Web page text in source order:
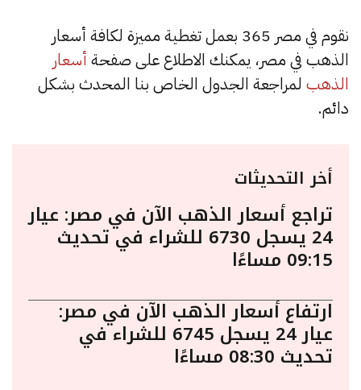
نقوم في مصر 365 بعمل تغطية مميزة لكافة أسعار
الذهب في مصر، يمكنك الاطلاع على صفحة أسعار
الذهب لمراجعة الجدول الخاص بنا المحدث بشكل
دائم.
أخر التحديثات
تراجع أسعار الذهب الآن في مصر: عيار
24 يسجل 6730 للشراء في تحديث
09:15 مساءًا
ارتفاع أسعار الذهب الآن في مصر:
عيار 24 يسجل 6745 للشراء في
تحديث 08:30 مساءًا